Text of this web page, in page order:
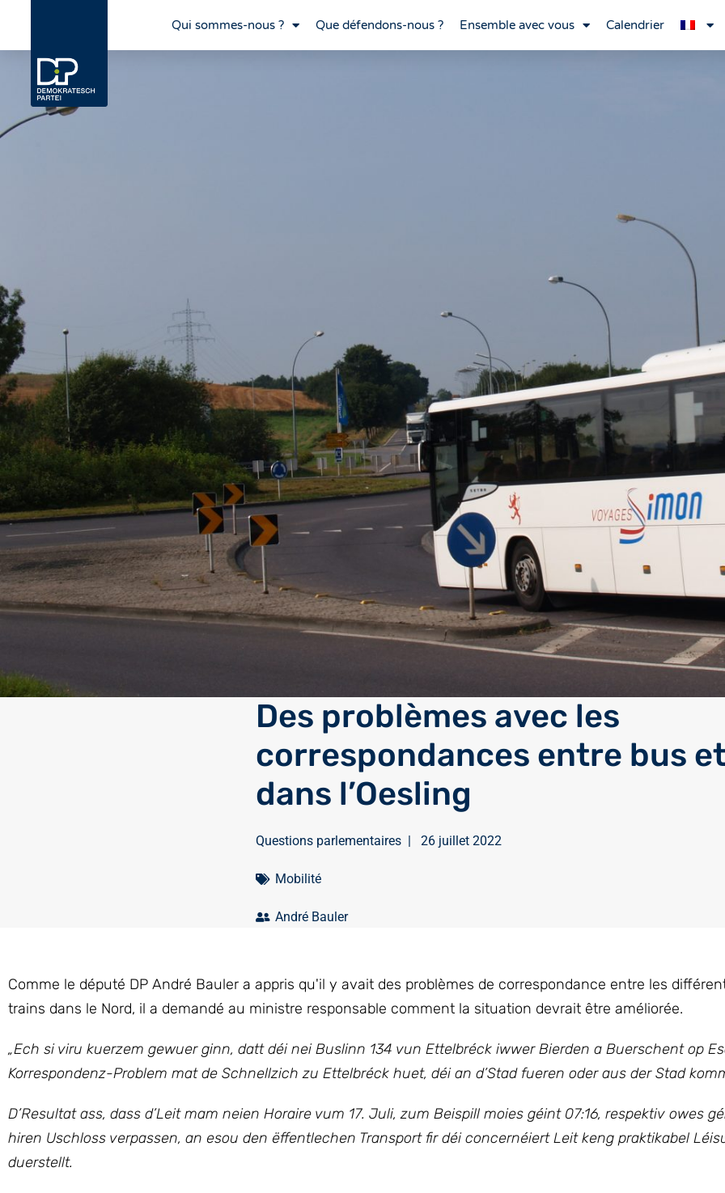
Qui sommes-nous ? Que défendons-nous ? Ensemble avec vous Calendrier
Des problèmes avec les
correspondances entre bus
dans l’Oesling
Questions parlementaires| 26 juillet 2022
Mobilité
André Bauler
Comme le député DP André Bauler a appris qu'il y avait des problèmes de correspondance entre les
trains dans le Nord, il a demandé au ministre responsable comment la situation devrait être améliorée.
„Ech si viru kuerzem gewuer ginn, datt déi nei Buslinn 134 vun Ettelbréck iwwer Bierden a Buerschent op
Korrespondenz-Problem mat de Schnellzich zu Ettelbréck huet, déi an d’Stad fueren oder aus der Stad
D’Resultat ass, dass d’Leit mam neien Horaire vum 17. Juli, zum Beispill moies géint 07:16, respektiv owes
hiren Uschloss verpassen, an esou den ëffentlechen Transport fir déi concernéiert Leit keng praktikabel
duerstellt.